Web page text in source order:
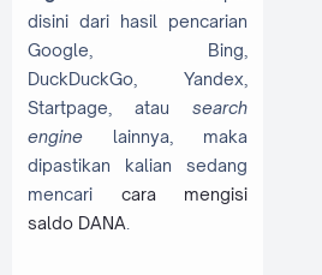
disini dari hasil pencarian
Google, Bing,
DuckDuckGo, Yandex,
Startpage, atau search
engine lainnya, maka
dipastikan kalian sedang
mencari cara mengisi
saldo DANA